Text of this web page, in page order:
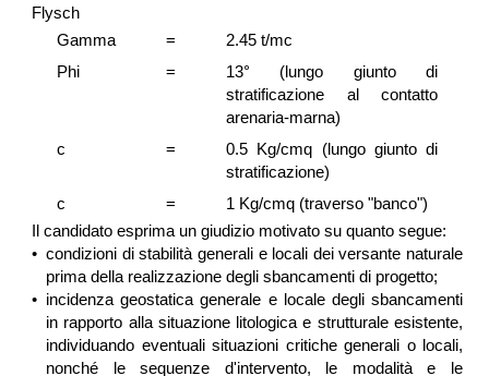
Flysch
Gamma
=
2.45 t/mc
Phi
=
13° (lungo giunto di
stratificazione al contatto
arenaria-marna)
c
=
0.5 Kg/cmq (lungo giunto di
stratificazione)
c
=
1 Kg/cmq (traverso "banco")
Il candidato esprima un giudizio motivato su quanto segue:
• condizioni di stabilità generali e locali dei versante naturale
prima della realizzazione degli sbancamenti di progetto;
• incidenza geostatica generale e locale degli sbancamenti
in rapporto alla situazione litologica e strutturale esistente,
individuando eventuali situazioni critiche generali o locali,
nonché le sequenze d'intervento, le modalità e le